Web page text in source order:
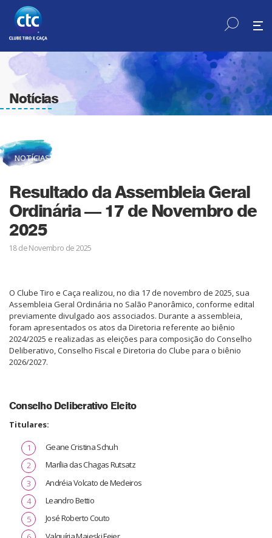
Notícias
NOTÍCIAS
Resultado da Assembleia Geral
Ordinária — 17 de Novembro de
2025
18 de Novembro de 2025
O Clube Tiro e Caça realizou, no dia 17 de novembro de 2025, sua
Assembleia Geral Ordinária no Salão Panorâmico, conforme edital
previamente divulgado aos associados. Durante a assembleia,
foram apresentados os atos da Diretoria referente ao biênio
2024/2025 e realizadas as eleições para composição do Conselho
Deliberativo, Conselho Fiscal e Diretoria do Clube para o biênio
2026/2027.
Conselho Deliberativo Eleito
Titulares:
Geane Cristina Schuh
Marília das Chagas Rutsatz
Andréia Volcato de Medeiros
Leandro Bettio
José Roberto Couto